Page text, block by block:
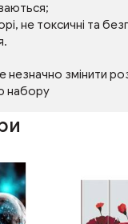
не токсичні та
змінити
набору